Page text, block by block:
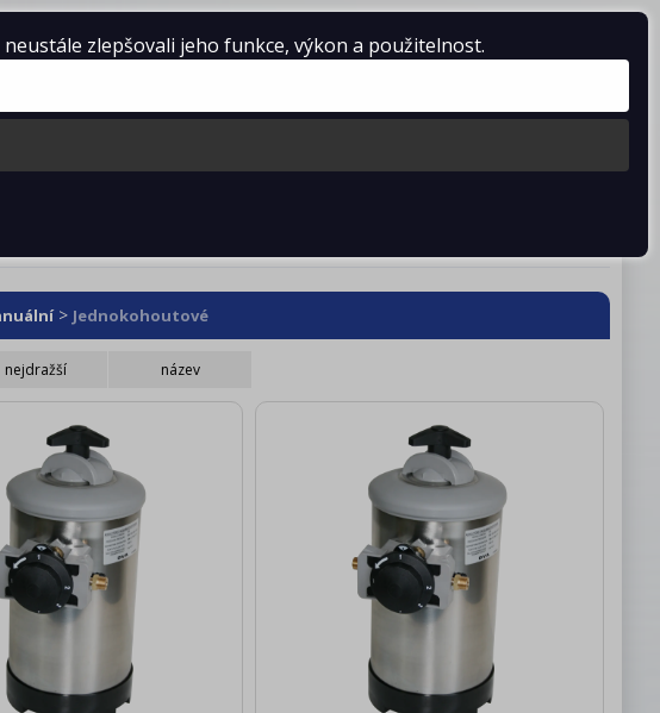
Ke stažení Kontakty
> Jednokohoutové
nejdražší název
zlepšovali jeho funkce, výkon a použitelnost.